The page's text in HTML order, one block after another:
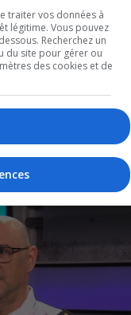
de Martin Vachon
traiter vos données à
légitime. Vous pouvez
Recherchez un
du site pour gérer ou
des cookies et de